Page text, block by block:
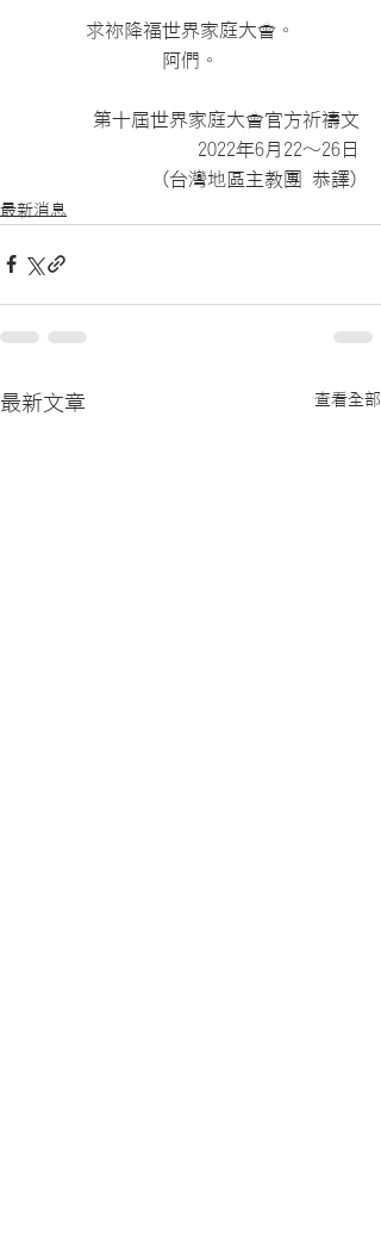
求祢降福世界家庭大會。
阿們。
第十屆世界家庭大會官方祈禱文
2022年6月22～26日
(台灣地區主教團 恭譯)
最新消息
最新文章 查看全部